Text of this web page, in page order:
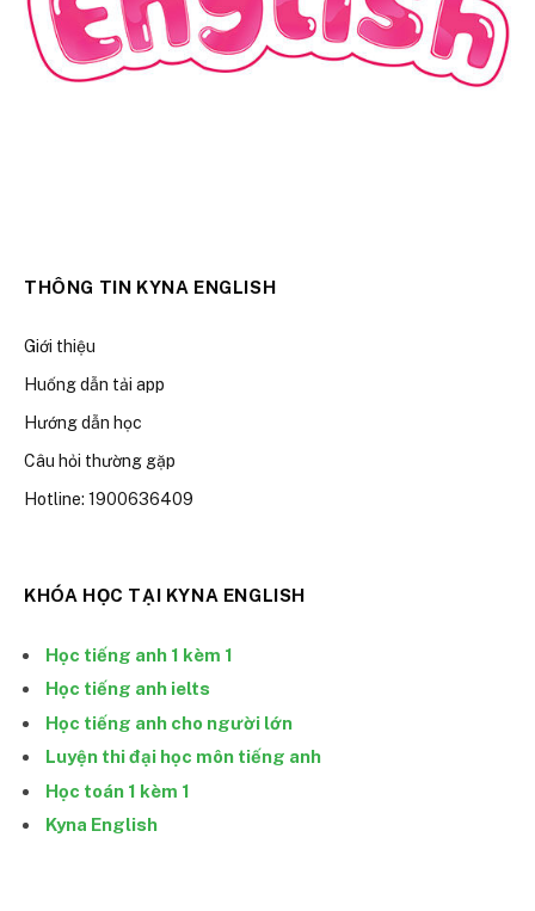
THÔNG TIN KYNA ENGLISH
Giới thiệu
Huống dẫn tải app
Hướng dẫn học
Câu hỏi thường gặp
Hotline: 1900636409
KHÓA HỌC TẠI KYNA ENGLISH
Học tiếng anh 1 kèm 1
Học tiếng anh ielts
Học tiếng anh cho người lớn
Luyện thi đại học môn tiếng anh
Học toán 1 kèm 1
Kyna English